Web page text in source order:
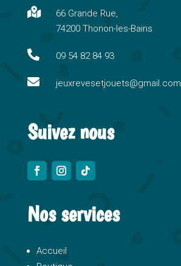
n
a
i
e

66 Grande Rue,
74200 Thonon-les-Bains
 09 54 82 84 93
 jeuxrevesetjouets@gmail.com
Suivez nous
Nos services
Accueil